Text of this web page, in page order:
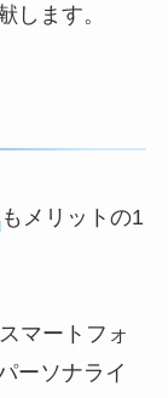
します。
もメリットの1
マートフォ
ーソナライ